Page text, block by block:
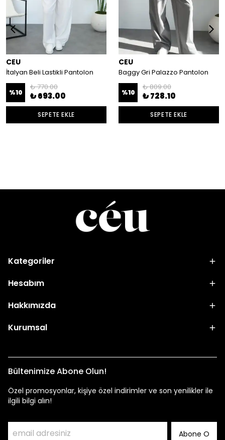
CEU
İtalyan Beli Lastikli Pantolon
%10
₺ 770.00
₺ 693.00
SEPETE EKLE
CEU
Baggy Gri Palazzo Pantolon
%10
₺ 809.00
₺ 728.10
SEPETE EKLE
Kategoriler
Hesabım
Hakkımızda
Kurumsal
Bültenimize Abone Olun!
Özel promosyonlar, kişiye özel indirimler ve son yenilikler ile
ilgili bilgi alın!
Abone O